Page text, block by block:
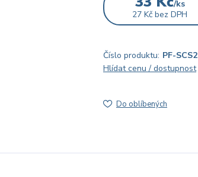
/ks
27 Kč bez DPH
Číslo produktu: PF-SCS2
Hlídat cenu / dostupnost
Do oblíbených